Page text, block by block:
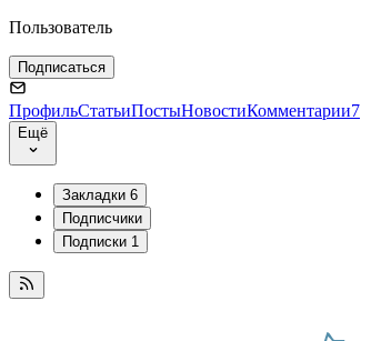
Пользователь
Подписаться
ПрофильСтатьиПостыНовостиКомментарии7
Ещё
Закладки 6
Подписчики
Подписки 1